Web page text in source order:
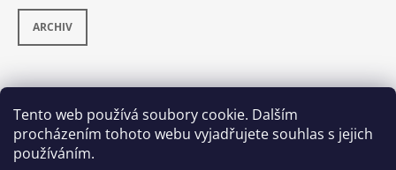
Tento web používá soubory cookie. Dalším
procházením tohoto webu vyjadřujete souhlas s jejich
používáním.
ARCHIV
PŘIJÍMÁME ONLINE PLATBY